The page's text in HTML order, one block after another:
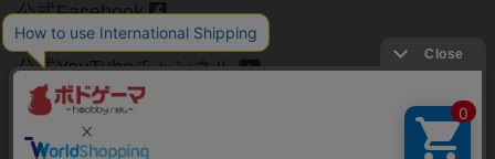
公式Facebook
公式YouTubeチャンネル